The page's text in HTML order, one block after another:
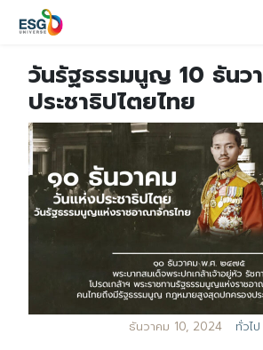
วันรัฐธรรมนูญ 10 ธันว
ประชาธิปไตยไทย
ธันวาคม 10, 2024 ทั่วไป